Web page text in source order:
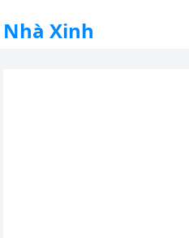
Nhà Xinh